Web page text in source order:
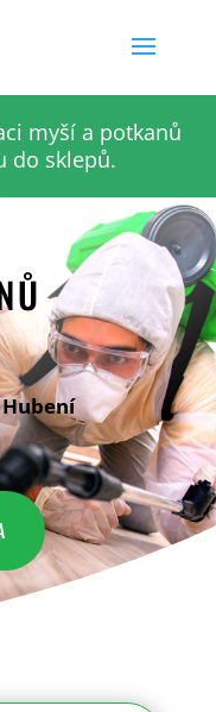
myší a potkanů
do sklepů.
Hubení